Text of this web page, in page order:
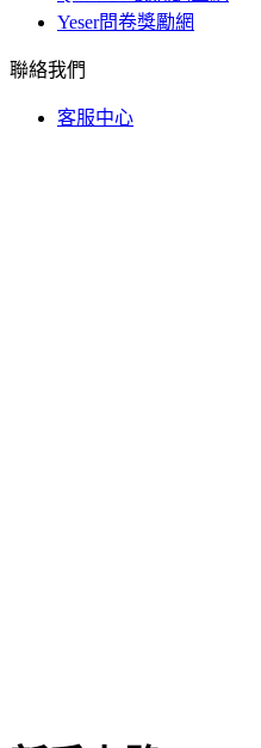
Yeser問卷獎勵網
聯絡我們
客服中心